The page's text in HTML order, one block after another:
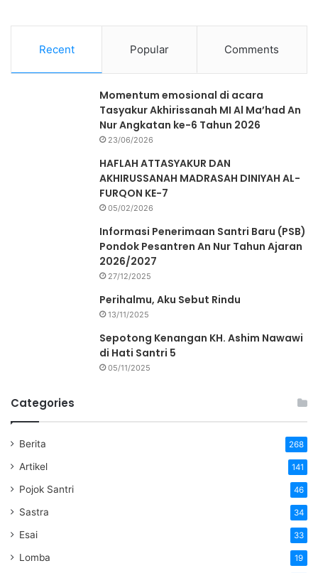
Recent Popular Comments
Momentum emosional di acara
Tasyakur Akhirissanah MI Al Ma’had An
Nur Angkatan ke-6 Tahun 2026
23/06/2026
HAFLAH ATTASYAKUR DAN
AKHIRUSSANAH MADRASAH DINIYAH AL-
FURQON KE-7
05/02/2026
Informasi Penerimaan Santri Baru (PSB)
Pondok Pesantren An Nur Tahun Ajaran
2026/2027
27/12/2025
Perihalmu, Aku Sebut Rindu
13/11/2025
Sepotong Kenangan KH. Ashim Nawawi
di Hati Santri 5
05/11/2025
Categories
Berita 268
Artikel 141
Pojok Santri 46
Sastra 34
Esai 33
Lomba 19